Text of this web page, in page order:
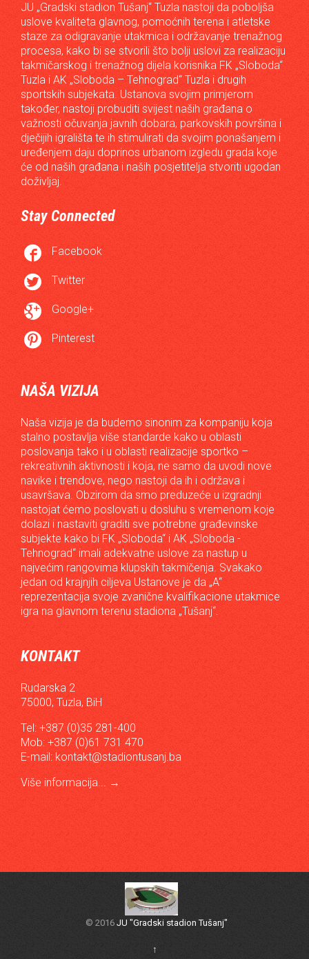
JU „Gradski stadion Tušanj“ Tuzla nastoji da poboljša
uslove kvaliteta glavnog, pomoćnih terena i atletske
staze za odigravanje utakmica i održavanje trenažnog
procesa, kako bi se stvorili što bolji uslovi za realizaciju
takmičarskog i trenažnog dijela korisnika FK „Sloboda“
Tuzla i AK „Sloboda – Tehnograd“ Tuzla i drugih
sportskih subjekata. Ustanova svojim primjerom
također, nastoji probuditi svijest naših građana o
važnosti očuvanja javnih dobara, parkovskih površina i
dječijih igrališta te ih stimulirati da svojim ponašanjem i
uređenjem daju doprinos urbanom izgledu grada koje
će od naših građana i naših posjetitelja stvoriti ugodan
doživljaj.
Stay Connected
 Facebook
 Twitter
 Google+
 Pinterest
NAŠA VIZIJA
Naša vizija je da budemo sinonim za kompaniju koja
stalno postavlja više standarde kako u oblasti
poslovanja tako i u oblasti realizacije sportko –
rekreativnih aktivnosti i koja, ne samo da uvodi nove
navike i trendove, nego nastoji da ih i održava i
usavršava. Obzirom da smo preduzeće u izgradnji
nastojat ćemo poslovati u dosluhu s vremenom koje
dolazi i nastaviti graditi sve potrebne građevinske
subjekte kako bi FK „Sloboda“ i AK „Sloboda -
Tehnograd“ imali adekvatne uslove za nastup u
najvećim rangovima klupskih takmičenja. Svakako
jedan od krajnjih ciljeva Ustanove je da „A“
reprezentacija svoje zvanične kvalifikacione utakmice
igra na glavnom terenu stadiona „Tušanj“.
KONTAKT
Rudarska 2
75000, Tuzla, BiH
Tel: +387 (0)35 281-400
Mob: +387 (0)61 731 470
E-mail: kontakt@stadiontusanj.ba
Više informacija... →
© 2016 JU "Gradski stadion Tušanj"
↑